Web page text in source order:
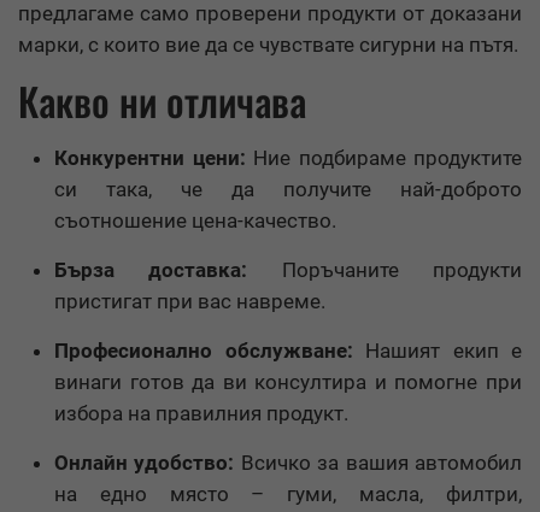
предлагаме само проверени продукти от доказани
марки, с които вие да се чувствате сигурни на пътя.
Какво ни отличава
Конкурентни цени: Ние подбираме продуктите
си така, че да получите най-доброто
съотношение цена-качество.
Бърза доставка: Поръчаните продукти
пристигат при вас навреме.
Професионално обслужване: Нашият екип е
винаги готов да ви консултира и помогне при
избора на правилния продукт.
Онлайн удобство: Всичко за вашия автомобил
на едно място – гуми, масла, филтри,